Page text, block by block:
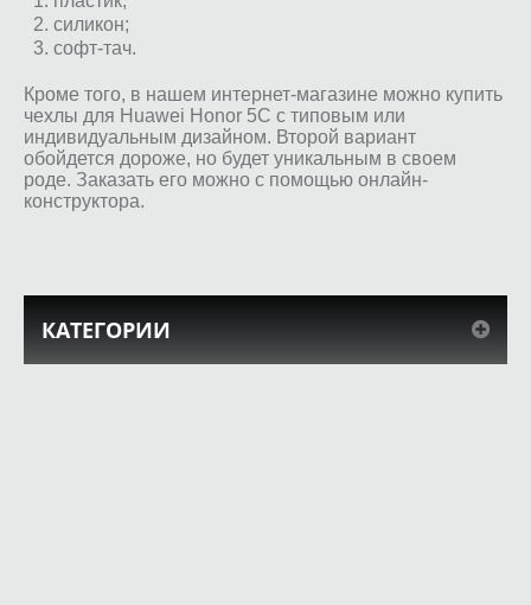
силикон;
софт-тач.
Кроме того, в нашем интернет-магазине можно купить
чехлы для Huawei Honor 5C с типовым или
индивидуальным дизайном. Второй вариант
обойдется дороже, но будет уникальным в своем
роде. Заказать его можно с помощью онлайн-
конструктора.
КАТЕГОРИИ